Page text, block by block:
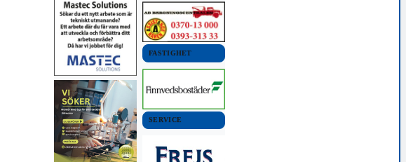
FASTIGHET
SERVICE